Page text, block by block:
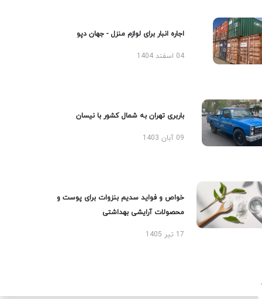
اجاره انبار برای لوازم منزل - جهان دپو
04 اسفند 1404
باربری تهران به شمال کشور با نیسان
09 آبان 1403
خواص و فواید سدیم بنزوات برای پوست و
محصولات آرایشی بهداشتی
17 تیر 1405